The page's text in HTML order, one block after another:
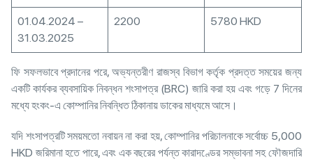
01.04.2024 –
31.03.2025
2200 5780 HKD
ফি সফলভাবে প্রদানের পরে, অভ্যন্তরীণ রাজস্ব বিভাগ কর্তৃক প্রদত্ত সময়ের জন্য
একটি কার্যকর ব্যবসায়িক নিবন্ধন শংসাপত্র (BRC) জারি করা হয় এবং গড়ে 7 দিনের
মধ্যে হংকং-এ কোম্পানির নিবন্ধিত ঠিকানায় ডাকের মাধ্যমে আসে।
যদি শংসাপত্রটি সময়মতো নবায়ন না করা হয়, কোম্পানির পরিচালনাকে সর্বোচ্চ 5,000
HKD জরিমানা হতে পারে, এবং এক বছরের পর্যন্ত কারাদণ্ডের সম্ভাবনা সহ ফৌজদারি